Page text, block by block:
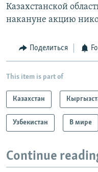
Казахстанской
накануне акцию
Поделиться
This item is part of
Казахстан
Узбекистан В мире
Continue